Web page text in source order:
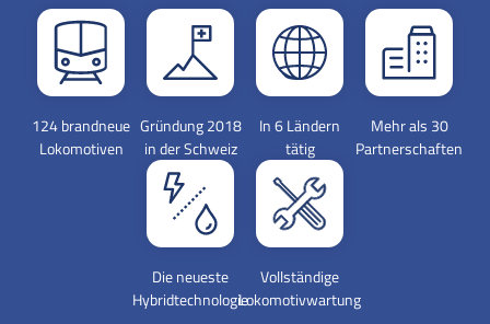
124 brandneue
Lokomotiven
Gründung 2018
in der Schweiz
In 6 Ländern
tätig
Mehr als 30
Partnerschaften
Die neueste
Hybridtechnologie
Vollständige
Lokomotivwartung